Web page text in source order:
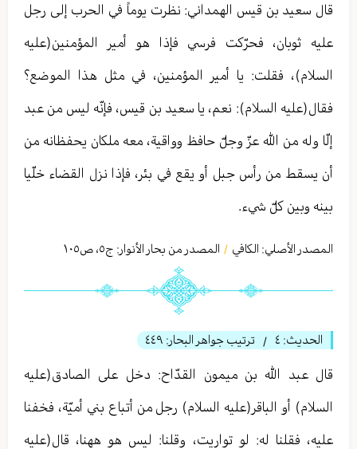
قال سعید بن قیس الهمداني: نظرت يوماً في الحرب إلى رجل
عليه ثوبان، فحرّكت فرسي فإذا هو أمير المؤمنين(عليه
السلام)، فقلت: يا أمير المؤمنين، في مثل هذا الموضع؟
فقال(عليه السلام): نعم، يا سعيد بن قيس، فإنّه ليس من عبد
إلّا وله من الله عزّ وجلّ حافظ وواقية، معه ملكان يحفظانه من
أن يسقط من رأس جبل أو يقع في بئر، فإذا نزل القضاء خلّيا
بينه وبين كلّ شيء.
المصدر الأصلي: الكافي / المصدر من بحار الأنوار: ج٥، ص١٠٥
الحديث: ٤ / ترتيب جواهر البحار: ٤٤٩
قال عبد الله بن میمون القدّاح: دخل على الصادق(عليه
السلام) أو الباقر(عليه السلام) رجل من أتباع بني أميّة، فخفنا
عليه، فقلنا له: لو تواريت، وقلنا: ليس هو ههنا، قال(عليه